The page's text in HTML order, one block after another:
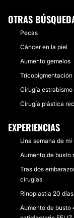
OTRAS
Pecas
Cáncer en la piel
Aumento gemelos
Tricopigmentación
Cirugía estrabismo
Cirugía plástica
EXPERIENCIAS
Una semana de
Aumento de busto
Tras dos
cirugías
Rinoplastia 20
Aumento de busto